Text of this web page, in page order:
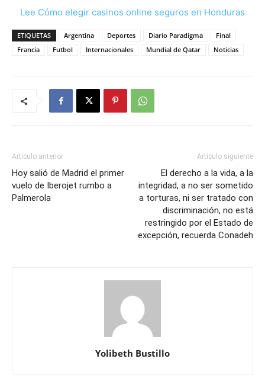
Lee Cómo elegir casinos online seguros en Honduras
ETIQUETAS Argentina Deportes Diario Paradigma
Final
Francia
Futbol Internacionales Mundial de Qatar Noticias
Artículo anterior
Hoy salió de Madrid el primer
vuelo de Iberojet rumbo a
Palmerola
Artículo siguiente
El derecho a la vida, a la
integridad, a no ser sometido
a torturas, ni ser tratado con
discriminación, no está
restringido por el Estado de
excepción, recuerda Conadeh
Yolibeth Bustillo